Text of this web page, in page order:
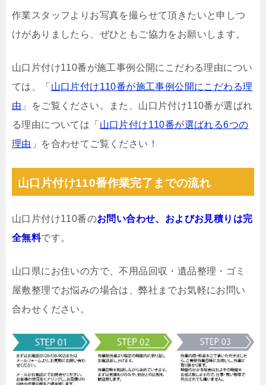
作業スタッフよりお写真を撮らせて頂きたいと申しつ
けがありましたら、ぜひともご協力をお願いします。
山口片付け110番が施工事例公開にこだわる理由につい
ては、「 山口片付け110番が施工事例公開にこだわる理
由 」をご覧ください。また、山口片付け110番が選ばれ
る理由については「 山口片付け110番が選ばれる6つの
理由 」を合わせてご覧ください！
山口片付け110番作業完了までの流れ
山口片付け110番のお問い合わせ、およびお見積りは完
全無料です。
山口県にお住いの方で、不用品回収・遺品整理・ゴミ
屋敷整理でお悩みの場合は、弊社までお気軽にお問い
合わせください。